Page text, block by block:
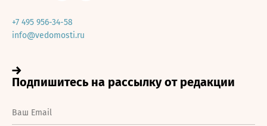
+7 495 956-34-58
info@vedomosti.ru